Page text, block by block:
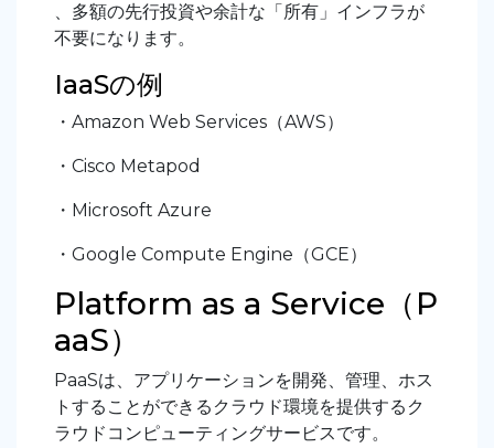
、多額の先行投資や余計な「所有」インフラが
不要になります。
IaaSの例
・Amazon Web Services（AWS）
・Cisco Metapod
・Microsoft Azure
・Google Compute Engine（GCE）
Platform as a Service（P
aaS）
PaaSは、アプリケーションを開発、管理、ホス
トすることができるクラウド環境を提供するク
ラウドコンピューティングサービスです。